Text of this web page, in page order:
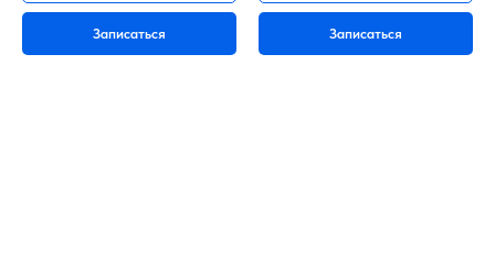
Записаться Записаться